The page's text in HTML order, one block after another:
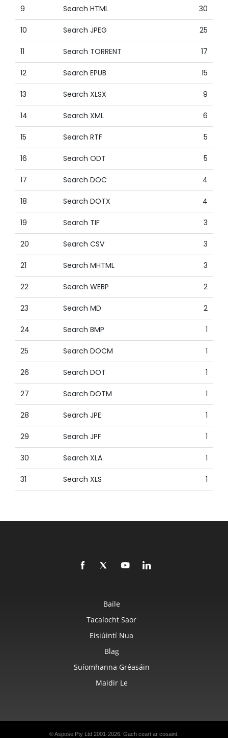
9 Search HTML 30
10 Search JPEG 25
11 Search TORRENT 17
12 Search EPUB 15
13 Search XLSX 9
14 Search XML 6
15 Search RTF 5
16 Search ODT 5
17 Search DOC 4
18 Search DOTX 4
19 Search TIF 3
20 Search CSV 3
21 Search MHTML 3
22 Search WEBP 2
23 Search MD 2
24 Search BMP 1
25 Search DOCM 1
26 Search DOT 1
27 Search DOTM 1
28 Search JPE 1
29 Search JPF 1
30 Search XLA 1
31 Search XLS 1
Baile
Tacaíocht Saor
Eisiúintí Nua
Blag
Suíomhanna Gréasáin
Maidir Le
© Aspose Pty Ltd 2001-2026. Gach ceart ar cosaint.